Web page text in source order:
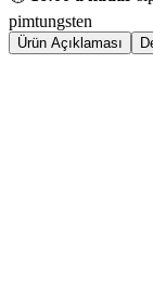
pimtungsten
Ürün Açıklaması